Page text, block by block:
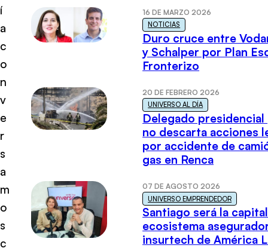
í
a
c
o
n
v
e
r
s
a
m
o
s
c
16 DE MARZO 2026
NOTICIAS
Duro cruce entre
y Schalper por Plan
Fronterizo
20 DE FEBRERO 2026
UNIVERSO AL DÍA
Delegado presidencial
no descarta acciones
por accidente de
gas en Renca
07 DE AGOSTO 2026
UNIVERSO EMPRENDEDOR
Santiago será la
ecosistema
insurtech de América